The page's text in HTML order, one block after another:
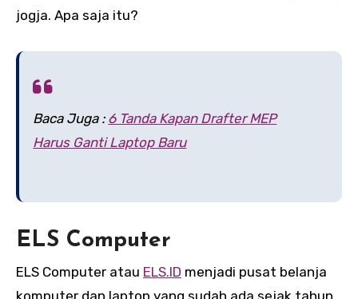
jogja. Apa saja itu?
Baca Juga : 6 Tanda Kapan Drafter MEP
Harus Ganti Laptop Baru
ELS Computer
ELS Computer atau ELS.ID menjadi pusat belanja